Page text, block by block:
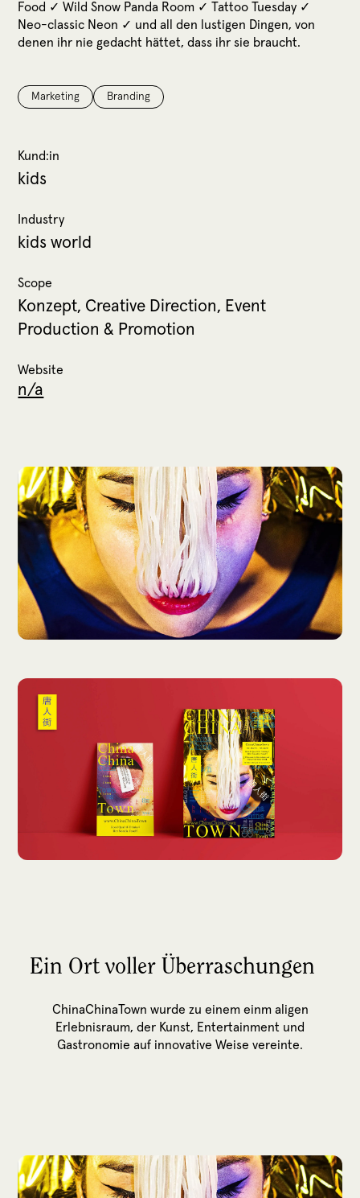
Food ✓ Wild Snow Panda Room ✓ Tattoo Tuesday ✓
Neo-classic Neon ✓ und all den lustigen Dingen, von
denen ihr nie gedacht hättet, dass ihr sie braucht.
Marketing Branding
Kund:in
kids
Industry
kids world
Scope
Konzept, Creative Direction, Event
Production & Promotion
Website
n/a
Ein Ort voller Überraschungen
ChinaChinaTown wurde zu einem einm aligen
Erlebnisraum, der Kunst, Entertainment und
Gastronomie auf innovative Weise vereinte.